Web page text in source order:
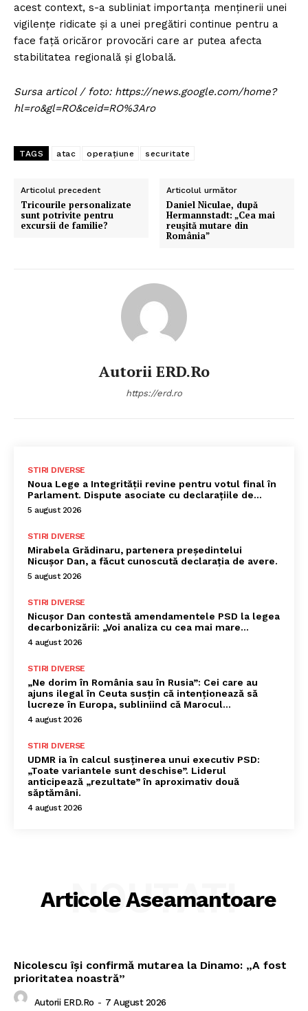
acest context, s-a subliniat importanța menținerii unei
vigilențe ridicate și a unei pregătiri continue pentru a
face față oricăror provocări care ar putea afecta
stabilitatea regională și globală.
Sursa articol / foto: https://news.google.com/home?
hl=ro&gl=RO&ceid=RO%3Aro
TAGS atac operațiune securitate
Articolul precedent
Tricourile personalizate
sunt potrivite pentru
excursii de familie?
Articolul următor
Daniel Niculae, după
Hermannstadt: „Cea mai
reușită mutare din
România”
Autorii ERD.ro
https://erd.ro
STIRI DIVERSE
Noua Lege a Integrității revine pentru votul final în
Parlament. Dispute asociate cu declarațiile de…
5 august 2026
STIRI DIVERSE
Mirabela Grădinaru, partenera președintelui
Nicușor Dan, a făcut cunoscută declarația de avere.
5 august 2026
STIRI DIVERSE
Nicușor Dan contestă amendamentele PSD la legea
decarbonizării: „Voi analiza cu cea mai mare…
4 august 2026
STIRI DIVERSE
„Ne dorim în România sau în Rusia”: Cei care au
ajuns ilegal în Ceuta susțin că intenționează să
lucreze în Europa, subliniind că Marocul...
4 august 2026
STIRI DIVERSE
UDMR ia în calcul susținerea unui executiv PSD:
„Toate variantele sunt deschise”. Liderul
anticipează „rezultate” în aproximativ două
săptămâni.
4 august 2026
Articole Aseamantoare
NOUTATI
Nicolescu își confirmă mutarea la Dinamo: „A fost
prioritatea noastră”
Autorii ERD.ro - 7 August 2026